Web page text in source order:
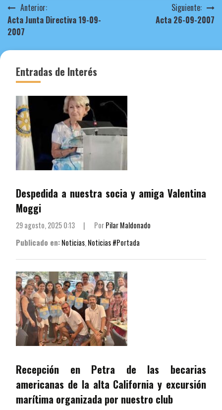
Navegación
de
entradas
Anterior:
Acta Junta Directiva 19-09-
2007
Siguiente:
Acta 26-09-2007
Entradas de Interés
Despedida a nuestra socia y amiga Valentina
Moggi
29 agosto, 2025 0:13 | PorPilar Maldonado
Publicado en:Noticias, Noticias #Portada
Recepción en Petra de las becarias
americanas de la alta California y excursión
marítima organizada por nuestro club